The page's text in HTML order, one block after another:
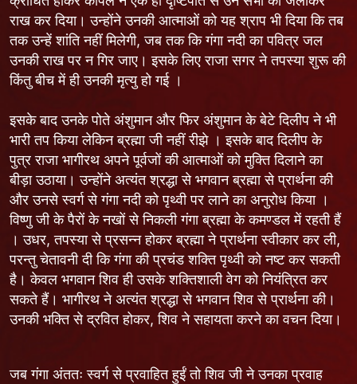
राख कर दिया। उन्होंने उनकी आत्माओं को यह श्राप भी दिया कि तब
तक उन्हें शांति नहीं मिलेगी, जब तक कि गंगा नदी का पवित्र जल
उनकी राख पर न गिर जाए। इसके लिए राजा सगर ने तपस्या शुरू की
किंतु बीच में ही उनकी मृत्यु हो गई ।
इसके बाद उनके पोते अंशुमान और फिर अंशुमान के बेटे दिलीप ने भी
भारी तप किया लेकिन ब्रह्मा जी नहीं रीझे । इसके बाद दिलीप के
पुत्र राजा भागीरथ अपने पूर्वजों की आत्माओं को मुक्ति दिलाने का
बीड़ा उठाया। उन्होंने अत्यंत श्रद्धा से भगवान ब्रह्मा से प्रार्थना की
और उनसे स्वर्ग से गंगा नदी को पृथ्वी पर लाने का अनुरोध किया ।
विष्णु जी के पैरों के नखों से निकली गंगा ब्रह्मा के कमण्डल में रहती हैं
। उधर, तपस्या से प्रसन्न होकर ब्रह्मा ने प्रार्थना स्वीकार कर ली,
परन्तु चेतावनी दी कि गंगा की प्रचंड शक्ति पृथ्वी को नष्ट कर सकती
है। केवल भगवान शिव ही उसके शक्तिशाली वेग को नियंत्रित कर
सकते हैं। भागीरथ ने अत्यंत श्रद्धा से भगवान शिव से प्रार्थना की।
उनकी भक्ति से द्रवित होकर, शिव ने सहायता करने का वचन दिया।
जब गंगा अंततः स्वर्ग से प्रवाहित हुईं तो शिव जी ने उनका प्रवाह